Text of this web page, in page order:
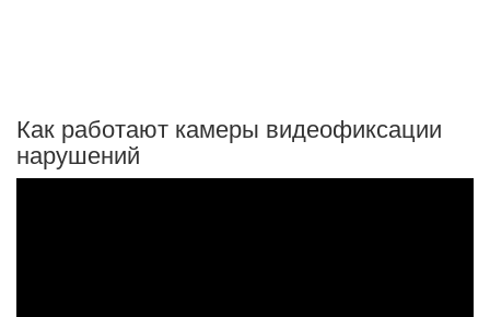
Как работают камеры видеофиксации
нарушений